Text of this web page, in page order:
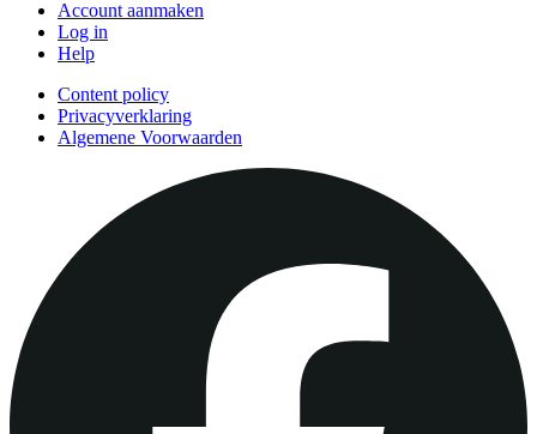
Account aanmaken
Log in
Help
Content policy
Privacyverklaring
Algemene Voorwaarden